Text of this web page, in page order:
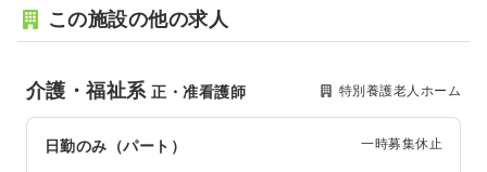
この施設の他の求人
介護・福祉系正・准看護師 特別養護老人ホーム
日勤のみ（パート） 一時募集休止